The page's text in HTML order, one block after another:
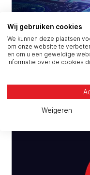
European Cyber
voor
Wij gebruiken cookies
We kunnen deze plaatsen
om onze website te
en om u een geweldige
informatie over de cookies
Weigeren